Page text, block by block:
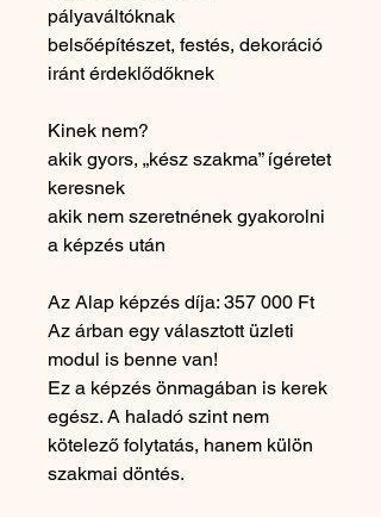
pályaváltóknak
belsőépítészet, festés, dekoráció
iránt érdeklődőknek
Kinek nem?
akik gyors, „kész szakma” ígéretet
keresnek
akik nem szeretnének gyakorolni
a képzés után
Az Alap képzés díja: 357 000 Ft
Az árban egy választott üzleti
modul is benne van!
Ez a képzés önmagában is kerek
egész. A haladó szint nem
kötelező folytatás, hanem külön
szakmai döntés.